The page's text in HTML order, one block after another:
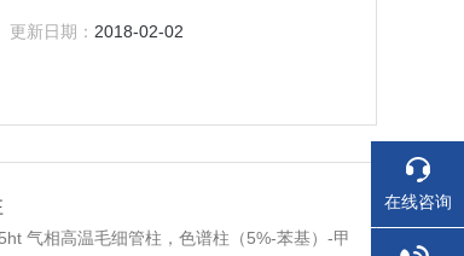
更新日期： 2018-02-02
气相高温毛细管柱，色谱柱（5%-苯基）-甲
在线咨询